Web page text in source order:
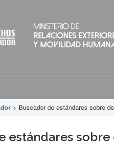
> Buscador de estándares sobre
estándares